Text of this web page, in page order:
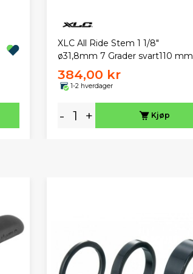
XLC All Ride Stem 1 1/8"
ø31,8mm 7 Grader svart110 mm
384,00 kr
1-2 hverdager
- + Kjøp